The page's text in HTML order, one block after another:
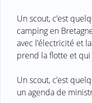
Un scout, c’est
camping en
avec l’électricité et
prend la flotte et
Un scout, c’est
un agenda de